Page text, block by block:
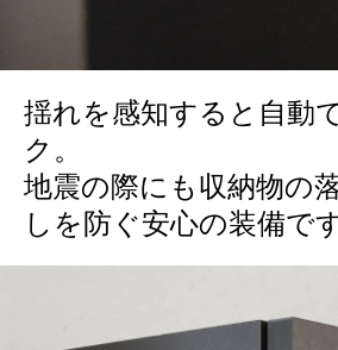
揺れを感知すると自動
ク。
地震の際にも収納物の
しを防ぐ安心の装備です